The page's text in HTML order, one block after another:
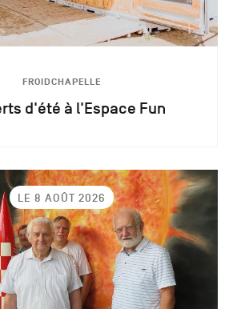
FROIDCHAPELLE
d'été à l'Espace Fun
LE 8 AOÛT 2026